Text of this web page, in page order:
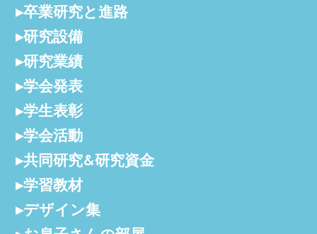
卒業研究と進路
研究設備
研究業績
学会発表
学生表彰
学会活動
共同研究&研究資金
学習教材
デザイン集